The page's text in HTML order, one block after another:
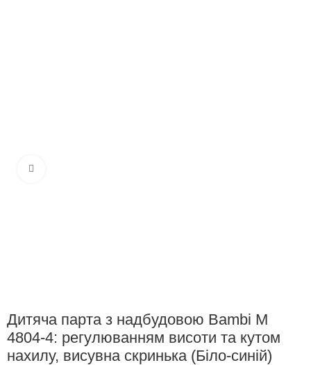
Дитяча парта з надбудовою Bambi M
4804-4: регулюванням висоти та кутом
нахилу, висувна скринька (Біло-синій)